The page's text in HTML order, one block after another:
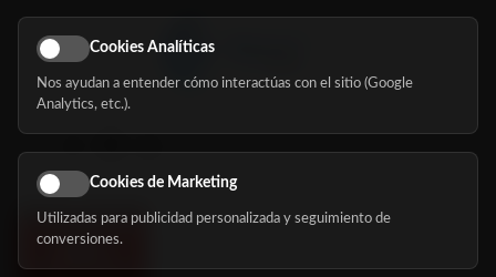
Síguenos
Cookies Analíticas
Nos ayudan a entender cómo interactúas con el sitio (Google
Analytics, etc.).
Cookies de Marketing
Utilizadas para publicidad personalizada y seguimiento de
conversiones.